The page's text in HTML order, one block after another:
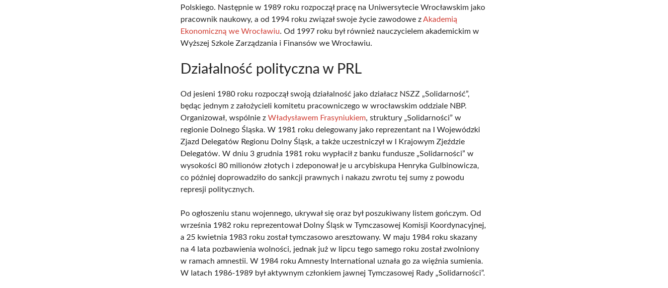
Polskiego. Następnie w 1989 roku rozpoczął pracę na Uniwersytecie Wrocławskim jako
pracownik naukowy, a od 1994 roku związał swoje życie zawodowe zAkademią
Ekonomiczną we Wrocławiu. Od 1997 roku był również nauczycielem akademickim w
Wyższej Szkole Zarządzania i Finansów we Wrocławiu.
Działalność polityczna w PRL
Od jesieni 1980 roku rozpoczął swoją działalność jako działacz NSZZ „Solidarność”,
będąc jednym z założycieli komitetu pracowniczego w wrocławskim oddziale NBP.
Organizował, wspólnie zWładysławem Frasyniukiem, struktury „Solidarności” w
regionie Dolnego Śląska. W 1981 roku delegowany jako reprezentant na I Wojewódzki
Zjazd Delegatów Regionu Dolny Śląsk, a także uczestniczył w I Krajowym Zjeździe
Delegatów. W dniu 3 grudnia 1981 roku wypłacił z banku fundusze „Solidarności” w
wysokości 80 milionów złotych i zdeponował je u arcybiskupa Henryka Gulbinowicza,
co później doprowadziło do sankcji prawnych i nakazu zwrotu tej sumy z powodu
represji politycznych.
Po ogłoszeniu stanu wojennego, ukrywał się oraz był poszukiwany listem gończym. Od
września 1982 roku reprezentował Dolny Śląsk w Tymczasowej Komisji Koordynacyjnej,
a 25 kwietnia 1983 roku został tymczasowo aresztowany. W maju 1984 roku skazany
na 4 lata pozbawienia wolności, jednak już w lipcu tego samego roku został zwolniony
w ramach amnestii. W 1984 roku Amnesty International uznała go za więźnia sumienia.
W latach 1986-1989 był aktywnym członkiem jawnej Tymczasowej Rady „Solidarności”.